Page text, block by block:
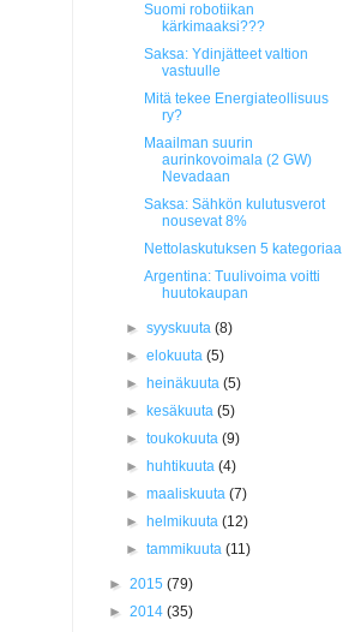
Suomi robotiikan
kärkimaaksi???
Saksa: Ydinjätteet valtion
vastuulle
Mitä tekee Energiateollisuus
ry?
Maailman suurin
aurinkovoimala (2 GW)
Nevadaan
Saksa: Sähkön kulutusverot
nousevat 8%
Nettolaskutuksen 5 kategoriaa
Argentina: Tuulivoima voitti
huutokaupan
►syyskuuta(8)
►elokuuta(5)
►
heinäkuuta(5)
►
kesäkuuta(5)
►toukokuuta(9)
►
huhtikuuta(4)
►maaliskuuta(7)
►
helmikuuta(12)
►tammikuuta(11)
► 2015 (79)
► 2014 (35)